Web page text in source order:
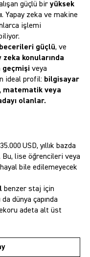
güçlü bir yüksek
. Yapay zeka ve makine
işlemi
güçlü, ve
konularında
geçmişi veya
ideal profil: bilgisayar
matematik veya
olanlar.
USD, yıllık bazda
Bu, lise öğrencileri veya
bile edilemeyecek
benzer staj için
dünya çapında
adeta alt üst